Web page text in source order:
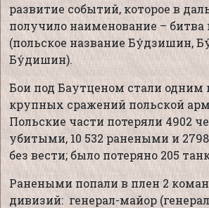
развитие событий, которое в
получило наименование –
(польское название Бу́дзишин,
Бу́дишин).
Бои под Баутценом стали одним
крупных сражений польской
Польские части потеряли 4902
убитыми, 10 532 ранеными и
без вести; было потеряно 205
Ранеными попали в плен 2
дивизий: генерал-майор